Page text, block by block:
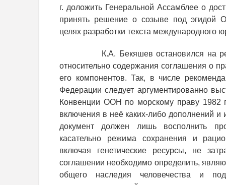
г. доложить Генеральной Ассамблее о
принять решение о созыве под эгидой
целях разработки текста международного
К.А. Бекяшев остановился на
относительно содержания соглашения о
его компонентов. Так, в числе
Федерации следует аргументированно
Конвенции ООН по морскому праву 1982
включения в неё каких-либо дополнений
документ должен лишь восполнить
касательно режима сохранения и
включая генетические ресурсы, не
соглашении необходимо определить,
общего наследия человечества и